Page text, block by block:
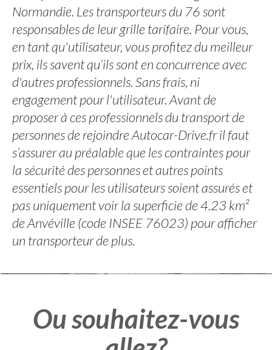
Normandie. Les transporteurs du 76 sont
responsables de leur grille tarifaire. Pour vous,
en tant qu'utilisateur, vous profitez du meilleur
prix, ils savent qu’ils sont en concurrence avec
d'autres professionnels. Sans frais, ni
engagement pour l'utilisateur. Avant de
proposer à ces professionnels du transport de
personnes de rejoindre Autocar-Drive.fr il faut
s’assurer au préalable que les contraintes pour
la sécurité des personnes et autres points
essentiels pour les utilisateurs soient assurés et
pas uniquement voir la superficie de 4.23 km²
de Anvéville (code INSEE 76023) pour afficher
un transporteur de plus.
Ou souhaitez-vous